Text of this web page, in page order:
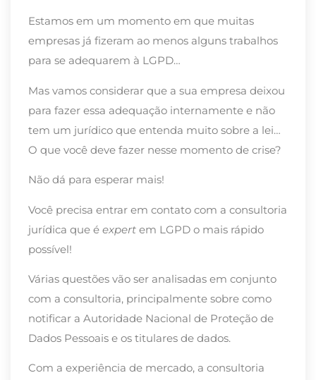
Estamos em um momento em que muitas
empresas já fizeram ao menos alguns trabalhos
para se adequarem à LGPD…
Mas vamos considerar que a sua empresa deixou
para fazer essa adequação internamente e não
tem um jurídico que entenda muito sobre a lei…
O que você deve fazer nesse momento de crise?
Não dá para esperar mais!
Você precisa entrar em contato com a consultoria
jurídica que é expert em LGPD o mais rápido
possível!
Várias questões vão ser analisadas em conjunto
com a consultoria, principalmente sobre como
notificar a Autoridade Nacional de Proteção de
Dados Pessoais e os titulares de dados.
Com a experiência de mercado, a consultoria